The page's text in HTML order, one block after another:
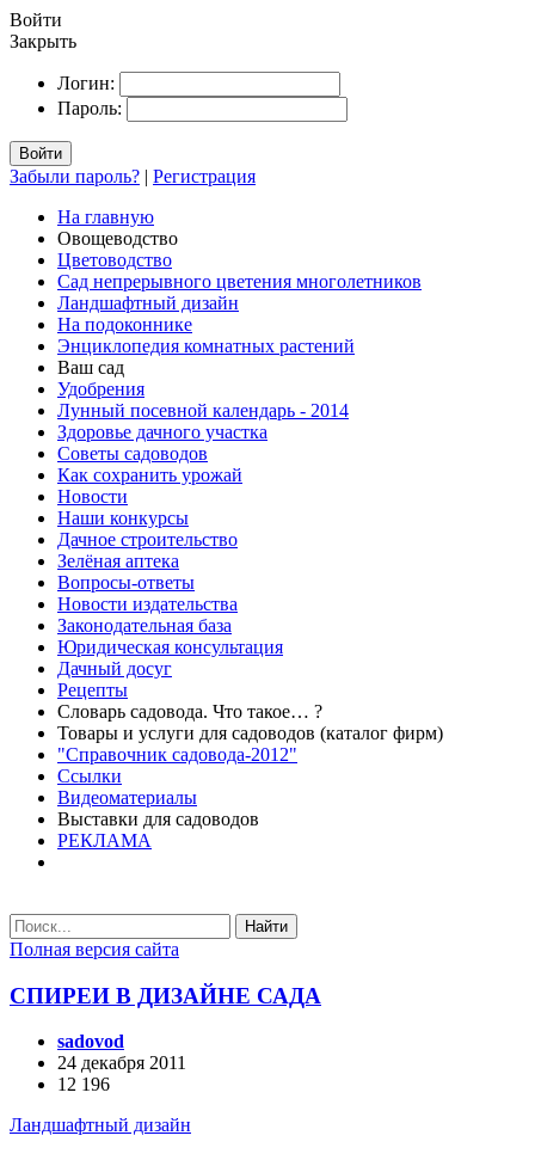
Войти
Закрыть
Логин:
Пароль:
Войти
Забыли пароль? | Регистрация
На главную
Овощеводство
Цветоводство
Сад непрерывного цветения многолетников
Ландшафтный дизайн
На подоконнике
Энциклопедия комнатных растений
Ваш сад
Удобрения
Лунный посевной календарь - 2014
Здоровье дачного участка
Советы садоводов
Как сохранить урожай
Новости
Наши конкурсы
Дачное строительство
Зелёная аптека
Вопросы-ответы
Новости издательства
Законодательная база
Юридическая консультация
Дачный досуг
Рецепты
Словарь садовода. Что такое… ?
Товары и услуги для садоводов (каталог фирм)
"Справочник садовода-2012"
Ссылки
Видеоматериалы
Выставки для садоводов
РЕКЛАМА
Найти
Полная версия сайта
СПИРЕИ В ДИЗАЙНЕ САДА
sadovod
24 декабря 2011
12 196
Ландшафтный дизайн